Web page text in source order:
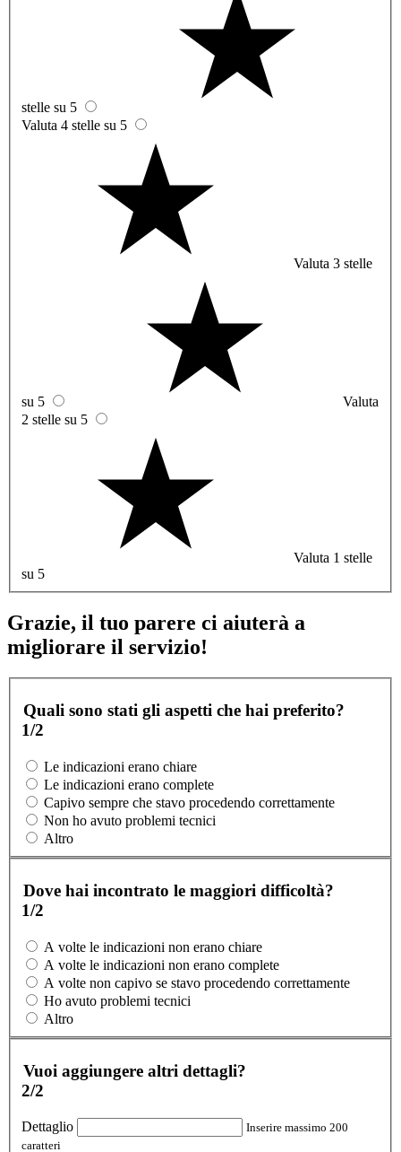
stelle su 5
Valuta 4 stelle su 5
Valuta 3 stelle
su 5
Valuta
2 stelle su 5
Valuta 1 stelle
su 5
Grazie, il tuo parere ci aiuterà a
migliorare il servizio!
Quali sono stati gli aspetti che hai preferito?
1/2
Le indicazioni erano chiare
Le indicazioni erano complete
Capivo sempre che stavo procedendo correttamente
Non ho avuto problemi tecnici
Altro
Dove hai incontrato le maggiori difficoltà?
1/2
A volte le indicazioni non erano chiare
A volte le indicazioni non erano complete
A volte non capivo se stavo procedendo correttamente
Ho avuto problemi tecnici
Altro
Vuoi aggiungere altri dettagli?
2/2
Dettaglio
Inserire massimo 200
caratteri